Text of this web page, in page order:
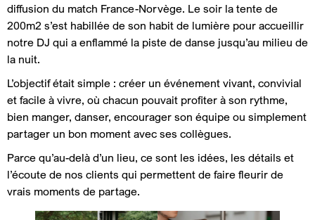
diffusion du match France-Norvège. Le soir la tente de
200m2 s’est habillée de son habit de lumière pour accueillir
notre DJ qui a enflammé la piste de danse jusqu’au milieu de
la nuit.
L’objectif était simple : créer un événement vivant, convivial
et facile à vivre, où chacun pouvait profiter à son rythme,
bien manger, danser, encourager son équipe ou simplement
partager un bon moment avec ses collègues.
Parce qu’au-delà d’un lieu, ce sont les idées, les détails et
l’écoute de nos clients qui permettent de faire fleurir de
vrais moments de partage.